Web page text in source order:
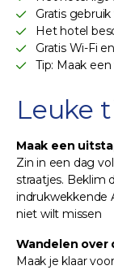
Gratis
Het hotel
Gratis Wi-Fi
Tip: Maak
Leuke
Maak een
Zin in een dag
straatjes. Beklim
indrukwekkende
niet wilt missen
Wandelen over
Maak je klaar